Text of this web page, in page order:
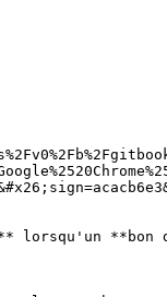
**bon de